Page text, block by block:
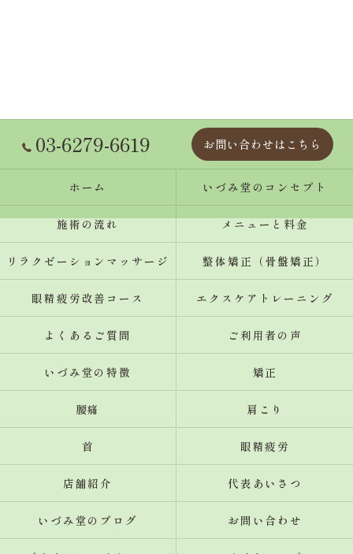
03-6279-6619 お問い合わせはこちら
ホーム いづみ堂のコンセプト
施術の流れ メニューと料金
リラクゼーションマッサージ 整体矯正（骨盤矯正）
眼精疲労改善コース エクスケアトレーニング
よくあるご質問 ご利用者の声
いづみ堂の特徴 矯正
腰痛 肩こり
首 眼精疲労
店舗紹介 代表あいさつ
いづみ堂のブログ お問い合わせ